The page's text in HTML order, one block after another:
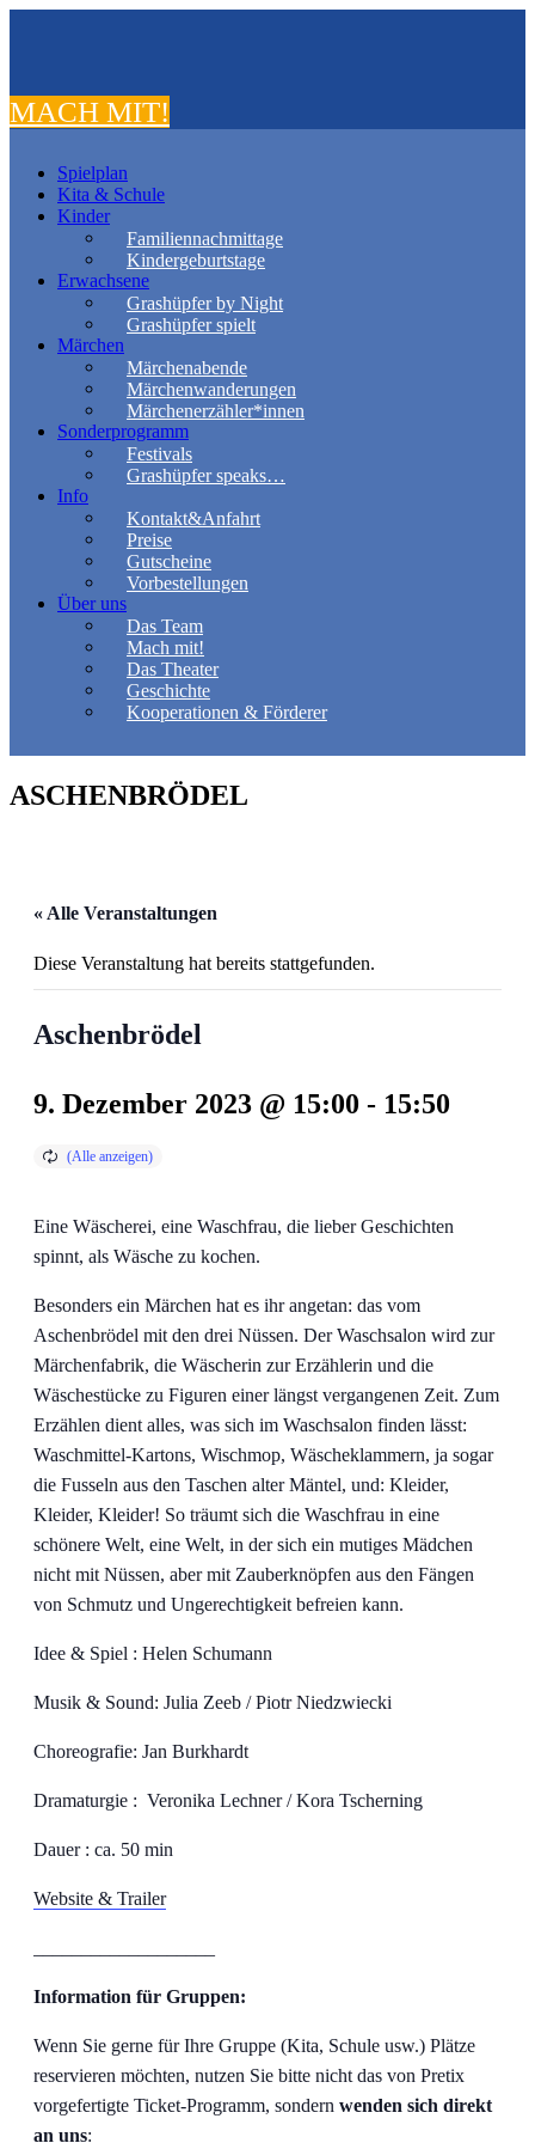
MACH MIT!
Spielplan
Kita & Schule
Kinder
Familiennachmittage
Kindergeburtstage
Erwachsene
Grashüpfer by Night
Grashüpfer spielt
Märchen
Märchenabende
Märchenwanderungen
Märchenerzähler*innen
Sonderprogramm
Festivals
Grashüpfer speaks…
Info
Kontakt&Anfahrt
Preise
Gutscheine
Vorbestellungen
Über uns
Das Team
Mach mit!
Das Theater
Geschichte
Kooperationen & Förderer
ASCHENBRÖDEL
« Alle Veranstaltungen
Diese Veranstaltung hat bereits stattgefunden.
Aschenbrödel
9. Dezember 2023 @ 15:00 - 15:50
Eine Wäscherei, eine Waschfrau, die lieber Geschichten
spinnt, als Wäsche zu kochen.
Besonders ein Märchen hat es ihr angetan: das vom
Aschenbrödel mit den drei Nüssen. Der Waschsalon wird zur
Märchenfabrik, die Wäscherin zur Erzählerin und die
Wäschestücke zu Figuren einer längst vergangenen Zeit. Zum
Erzählen dient alles, was sich im Waschsalon finden lässt:
Waschmittel-Kartons, Wischmop, Wäscheklammern, ja sogar
die Fusseln aus den Taschen alter Mäntel, und: Kleider,
Kleider, Kleider! So träumt sich die Waschfrau in eine
schönere Welt, eine Welt, in der sich ein mutiges Mädchen
nicht mit Nüssen, aber mit Zauberknöpfen aus den Fängen
von Schmutz und Ungerechtigkeit befreien kann.
Idee & Spiel : Helen Schumann
Musik & Sound: Julia Zeeb / Piotr Niedzwiecki
Choreografie: Jan Burkhardt
Dramaturgie : Veronika Lechner / Kora Tscherning
Dauer : ca. 50 min
Website & Trailer
Information für Gruppen:
Wenn Sie gerne für Ihre Gruppe (Kita, Schule usw.) Plätze
reservieren möchten, nutzen Sie bitte nicht das von Pretix
vorgefertigte Ticket-Programm, sondern wenden sich direkt
an uns: